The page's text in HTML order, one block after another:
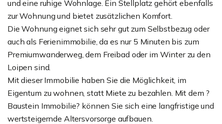
und eine ruhige Wohnlage. Ein Stellplatz gehört ebenfalls
zur Wohnung und bietet zusätzlichen Komfort.
Die Wohnung eignet sich sehr gut zum Selbstbezug oder
auch als Ferienimmobilie, da es nur 5 Minuten bis zum
Premiumwanderweg, dem Freibad oder im Winter zu den
Loipen sind.
Mit dieser Immobilie haben Sie die Möglichkeit, im
Eigentum zu wohnen, statt Miete zu bezahlen. Mit dem ?
Baustein Immobilie? können Sie sich eine langfristige und
wertsteigernde Altersvorsorge aufbauen.